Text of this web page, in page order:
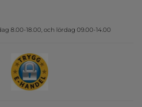
8.00-18.00, och lördag 09.00-14.00